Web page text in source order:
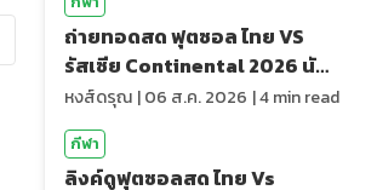
ถ่ายทอดสด ฟุตซอล ไทย VS
รัสเซีย Continental 2026 นัด
สุดท้าย
หงส์ดรุณ |06 ส.ค. 2026 |4min read
กีฬา
ลิงค์ดูฟุตซอลสด ไทย Vs